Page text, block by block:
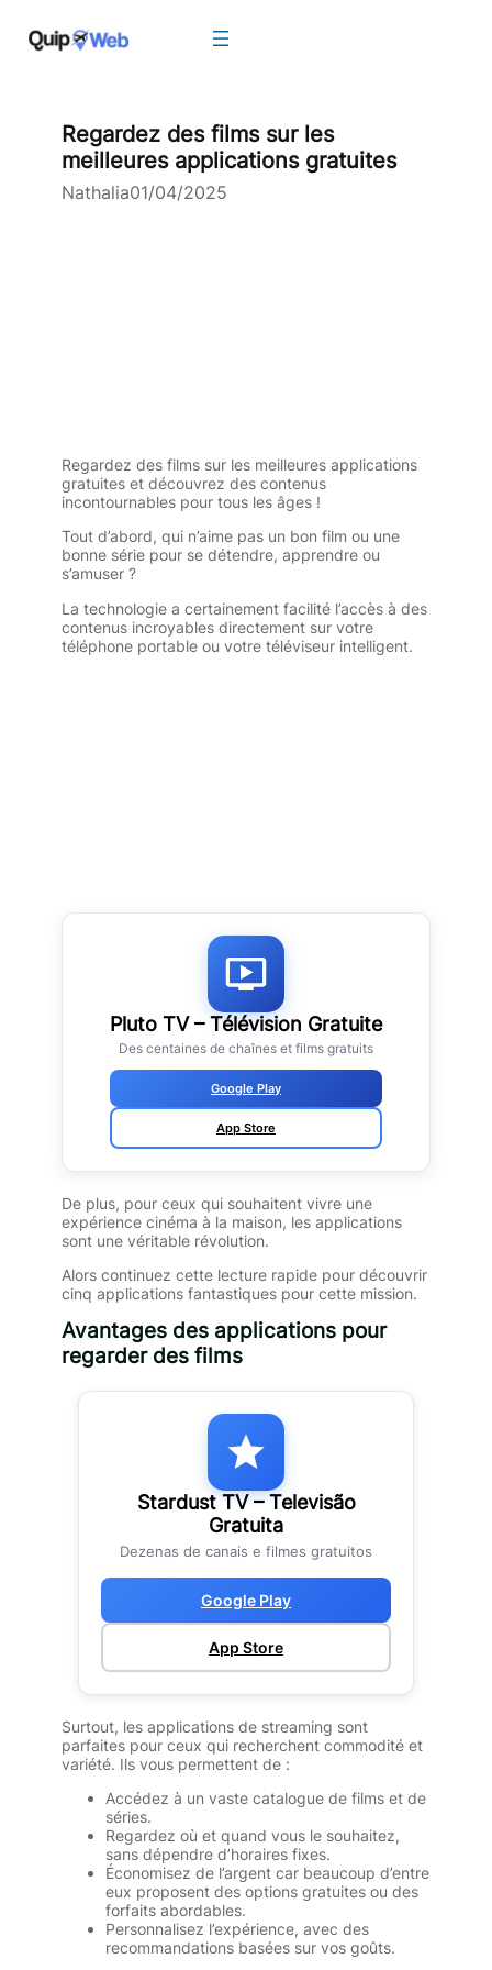
Regardez des films sur les
meilleures applications gratuites
Nathalia01/04/2025
Regardez des films sur les meilleures applications
gratuites et découvrez des contenus
incontournables pour tous les âges !
Tout d’abord, qui n’aime pas un bon film ou une
bonne série pour se détendre, apprendre ou
s’amuser ?
La technologie a certainement facilité l’accès à des
contenus incroyables directement sur votre
téléphone portable ou votre téléviseur intelligent.
Pluto TV – Télévision Gratuite
Des centaines de chaînes et films gratuits
Google Play
App Store
De plus, pour ceux qui souhaitent vivre une
expérience cinéma à la maison, les applications
sont une véritable révolution.
Alors continuez cette lecture rapide pour découvrir
cinq applications fantastiques pour cette mission.
Avantages des applications pour
regarder des films
Stardust TV – Televisão
Gratuita
Dezenas de canais e filmes gratuitos
Google Play
App Store
Surtout, les applications de streaming sont
parfaites pour ceux qui recherchent commodité et
variété. Ils vous permettent de :
Accédez à un vaste catalogue de films et de
séries.
Regardez où et quand vous le souhaitez,
sans dépendre d’horaires fixes.
Économisez de l’argent car beaucoup d’entre
eux proposent des options gratuites ou des
forfaits abordables.
Personnalisez l’expérience, avec des
recommandations basées sur vos goûts.